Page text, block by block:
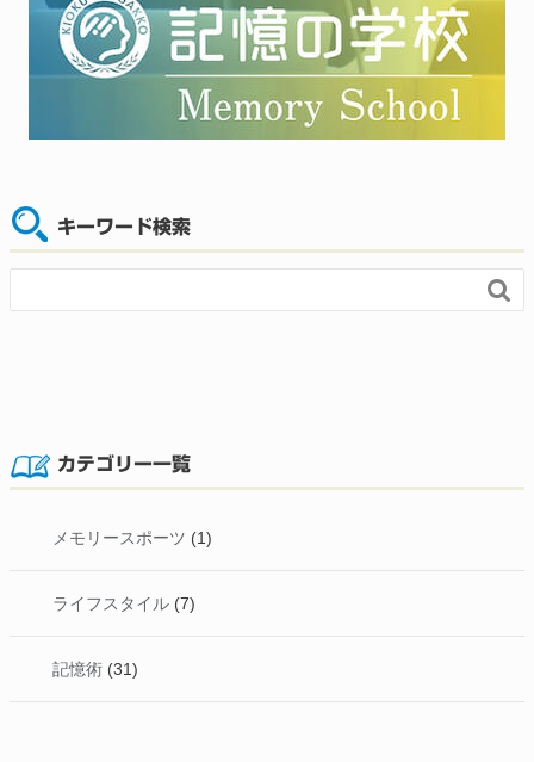
キーワード検索

カテゴリー一覧
メモリースポーツ (1)
ライフスタイル (7)
記憶術 (31)